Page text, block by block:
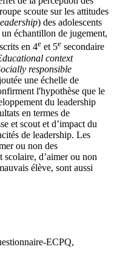
scoute sur les attitudes
) des adolescents
échantillon de jugement,
en 4e et 5e secondaire
context
responsible
une échelle de
l'hypothèse que le
du leadership
en termes de
et scout et d’impact du
de leadership. Les
ou non des
scolaire, d’aimer ou non
élève, sont aussi
ECPQ,